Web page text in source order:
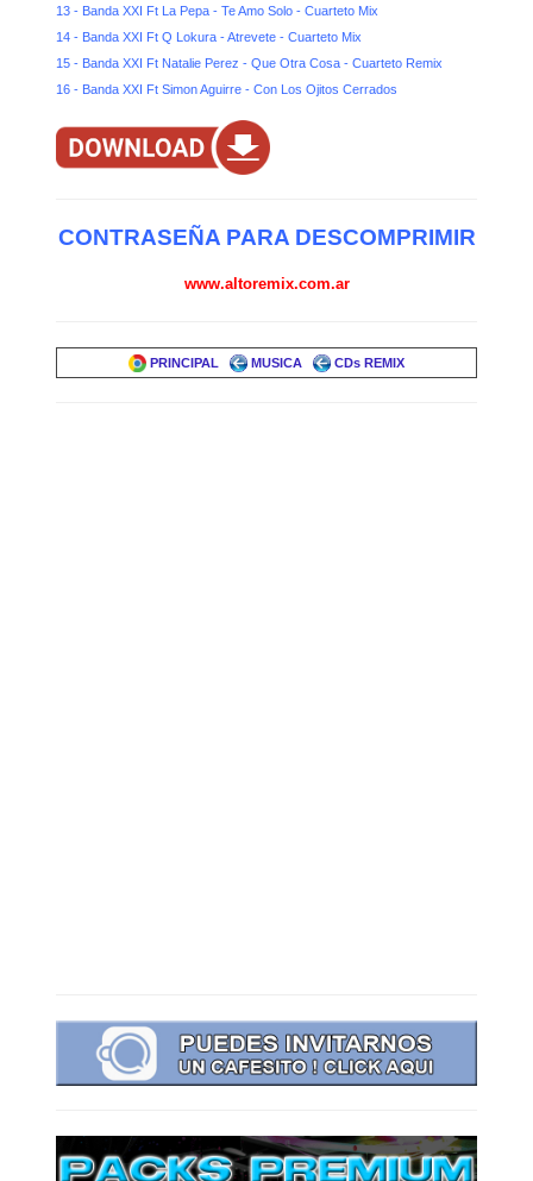
13 - Banda XXI Ft La Pepa - Te Amo Solo - Cuarteto Mix
14 - Banda XXI Ft Q Lokura - Atrevete - Cuarteto Mix
15 - Banda XXI Ft Natalie Perez - Que Otra Cosa - Cuarteto Remix
16 - Banda XXI Ft Simon Aguirre - Con Los Ojitos Cerrados
CONTRASEÑA PARA DESCOMPRIMIR
www.altoremix.com.ar
PRINCIPAL MUSICA CDs REMIX